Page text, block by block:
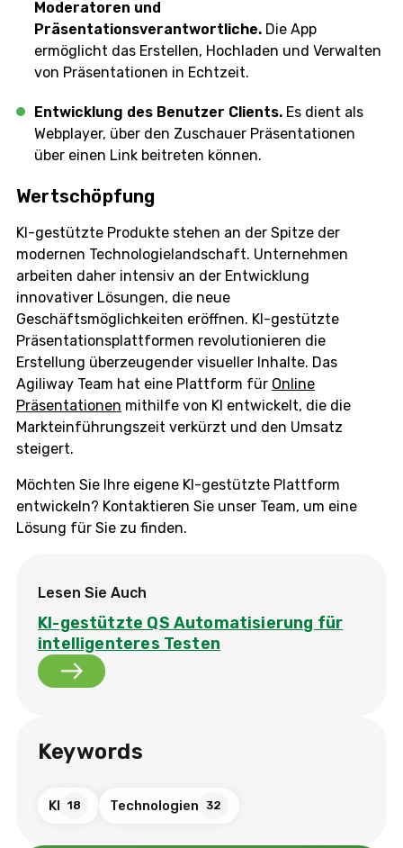
Moderatoren und
Präsentationsverantwortliche. Die App
ermöglicht das Erstellen, Hochladen und Verwalten
von Präsentationen in Echtzeit.
Entwicklung des Benutzer Clients. Es dient als
Webplayer, über den Zuschauer Präsentationen
über einen Link beitreten können.
Wertschöpfung
KI-gestützte Produkte stehen an der Spitze der
modernen Technologielandschaft. Unternehmen
arbeiten daher intensiv an der Entwicklung
innovativer Lösungen, die neue
Geschäftsmöglichkeiten eröffnen. KI-gestützte
Präsentationsplattformen revolutionieren die
Erstellung überzeugender visueller Inhalte. Das
Agiliway Team hat eine Plattform für Online
Präsentationen mithilfe von KI entwickelt, die die
Markteinführungszeit verkürzt und den Umsatz
steigert.
Möchten Sie Ihre eigene KI-gestützte Plattform
entwickeln? Kontaktieren Sie unser Team, um eine
Lösung für Sie zu finden.
Lesen Sie Auch
KI-gestützte QS Automatisierung für
intelligenteres Testen
Keywords
KI 18 Technologien 32